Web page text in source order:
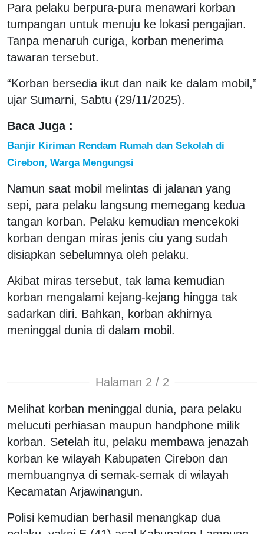
Para pelaku berpura-pura menawari korban
tumpangan untuk menuju ke lokasi pengajian.
Tanpa menaruh curiga, korban menerima
tawaran tersebut.
“Korban bersedia ikut dan naik ke dalam mobil,”
ujar Sumarni, Sabtu (29/11/2025).
Baca Juga :
Banjir Kiriman Rendam Rumah dan Sekolah di
Cirebon, Warga Mengungsi
Namun saat mobil melintas di jalanan yang
sepi, para pelaku langsung memegang kedua
tangan korban. Pelaku kemudian mencekoki
korban dengan miras jenis ciu yang sudah
disiapkan sebelumnya oleh pelaku.
Akibat miras tersebut, tak lama kemudian
korban mengalami kejang-kejang hingga tak
sadarkan diri. Bahkan, korban akhirnya
meninggal dunia di dalam mobil.
Halaman 2 / 2
Melihat korban meninggal dunia, para pelaku
melucuti perhiasan maupun handphone milik
korban. Setelah itu, pelaku membawa jenazah
korban ke wilayah Kabupaten Cirebon dan
membuangnya di semak-semak di wilayah
Kecamatan Arjawinangun.
Polisi kemudian berhasil menangkap dua